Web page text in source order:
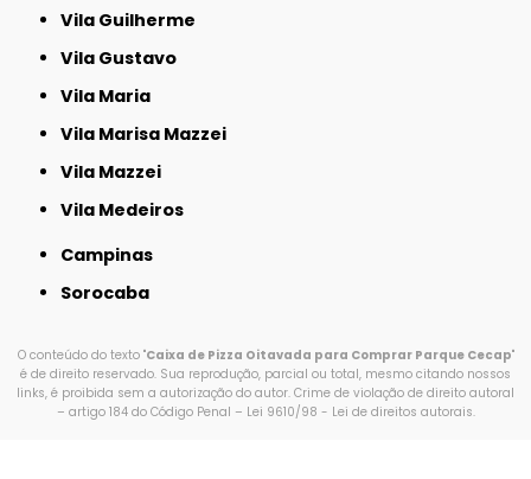
Vila Guilherme
Vila Gustavo
Vila Maria
Vila Marisa Mazzei
Vila Mazzei
Vila Medeiros
Campinas
Sorocaba
O conteúdo do texto "Caixa de Pizza Oitavada para Comprar Parque Cecap"
é de direito reservado. Sua reprodução, parcial ou total, mesmo citando nossos
links, é proibida sem a autorização do autor. Crime de violação de direito autoral
– artigo 184 do Código Penal – Lei 9610/98 - Lei de direitos autorais.